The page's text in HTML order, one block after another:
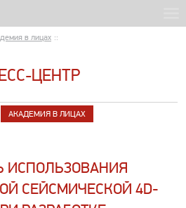
в лицах ::
ЦЕНТР
АКАДЕМИЯ В ЛИЦАХ
ИСПОЛЬЗОВАНИЯ
СЕЙСМИЧЕСКОЙ 4D-